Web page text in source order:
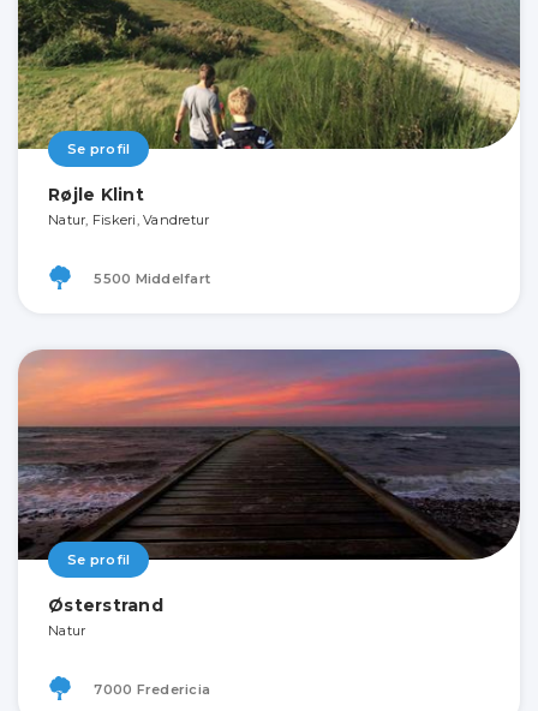
Se profil
Røjle Klint
Natur, Fiskeri, Vandretur
5500 Middelfart
Se profil
Østerstrand
Natur
7000 Fredericia